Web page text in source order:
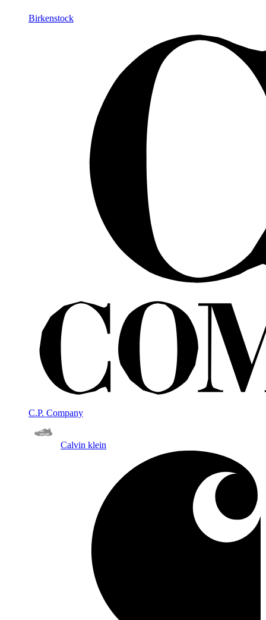
Birkenstock
C.P. Company
Calvin klein